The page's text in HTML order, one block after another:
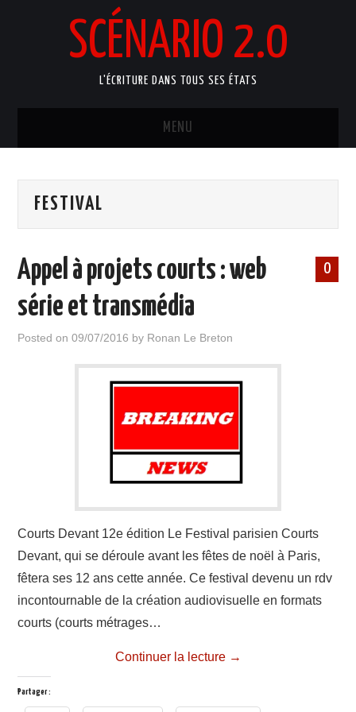
SCÉNARIO 2.0
L'ÉCRITURE DANS TOUS SES ÉTATS
MENU
ATELIERS ARTISTIQUES
BLOG
A PROPOS
FESTIVAL
0
Appel à projets courts : web
série et transmédia
Posted on09/07/2016 by Ronan Le Breton
Courts Devant 12e édition Le Festival parisien Courts
Devant, qui se déroule avant les fêtes de noël à Paris,
fêtera ses 12 ans cette année. Ce festival devenu un rdv
incontournable de la création audiovisuelle en formats
courts (courts métrages…
Continuer la lecture →
Partager :